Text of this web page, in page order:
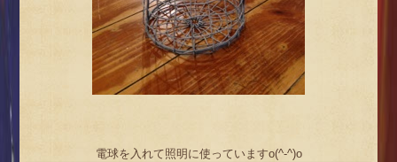
電球を入れて照明に使っていますo(^-^)o